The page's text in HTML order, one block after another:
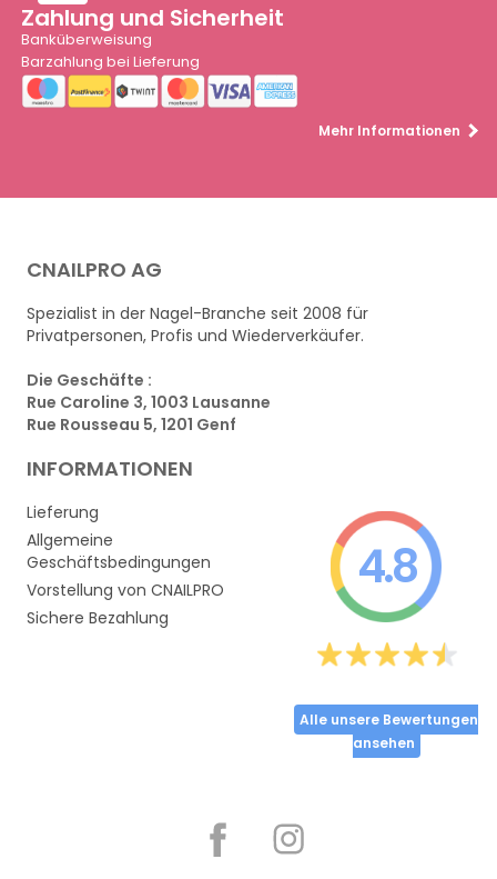
Zahlung und Sicherheit
Banküberweisung
Barzahlung bei Lieferung
Mehr Informationen
CNAILPRO AG
Spezialist in der Nagel-Branche seit 2008 für
Privatpersonen, Profis und Wiederverkäufer.
Die Geschäfte :
Rue Caroline 3, 1003 Lausanne
Rue Rousseau 5, 1201 Genf
INFORMATIONEN
Lieferung
Allgemeine
Geschäftsbedingungen
Vorstellung von CNAILPRO
Sichere Bezahlung
4.8
Alle unsere Bewertungen
ansehen